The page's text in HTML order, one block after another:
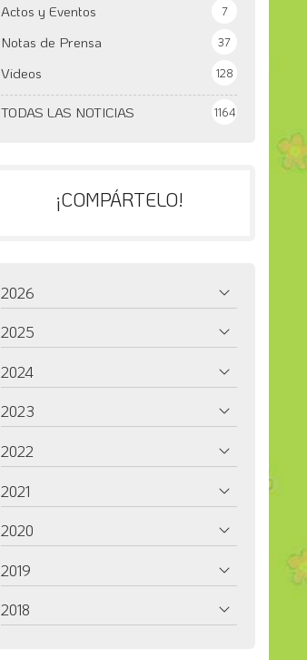
TODAS LAS NOTICIAS 1164
Actos y Eventos 7
Notas de Prensa 37
Videos 128
¡COMPÁRTELO!
2026
2025
2024
2023
2022
2021
2020
2019
2018